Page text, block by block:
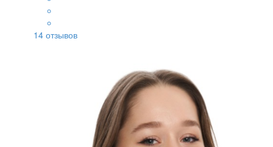
14 отзывов